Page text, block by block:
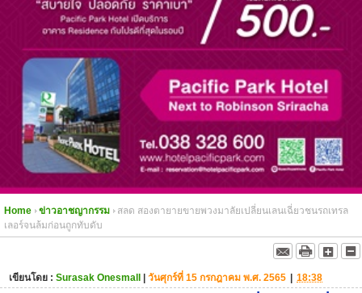
Home ข่าวอาชญากรรม
สลด สองตายายขายพวงมาลัยเปลี่ยนเลนเฉี่ยวชนรถเทรล
เลอร์จนล้มก่อนถูกทับดับ
เขียนโดย : Surasak Onesmall | วันศุกร์ที่ 15 กรกฎาคม พ.ศ. 2565 | 18:38